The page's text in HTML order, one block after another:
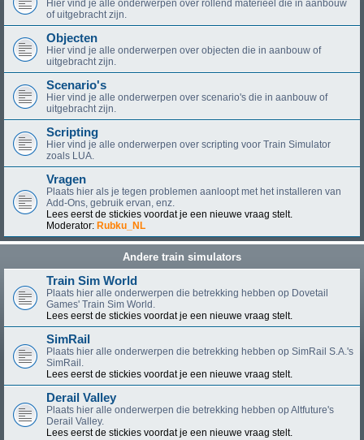
Hier vind je alle onderwerpen over rollend materieel die in aanbouw
of uitgebracht zijn.
Objecten
Hier vind je alle onderwerpen over objecten die in aanbouw of
uitgebracht zijn.
Scenario's
Hier vind je alle onderwerpen over scenario's die in aanbouw of
uitgebracht zijn.
Scripting
Hier vind je alle onderwerpen over scripting voor Train Simulator
zoals LUA.
Vragen
Plaats hier als je tegen problemen aanloopt met het installeren van
Add-Ons, gebruik ervan, enz.
Lees eerst de stickies voordat je een nieuwe vraag stelt.
Moderator: Rubku_NL
Andere train simulators
Train Sim World
Plaats hier alle onderwerpen die betrekking hebben op Dovetail
Games' Train Sim World.
Lees eerst de stickies voordat je een nieuwe vraag stelt.
SimRail
Plaats hier alle onderwerpen die betrekking hebben op SimRail S.A.'s
SimRail.
Lees eerst de stickies voordat je een nieuwe vraag stelt.
Derail Valley
Plaats hier alle onderwerpen die betrekking hebben op Altfuture's
Derail Valley.
Lees eerst de stickies voordat je een nieuwe vraag stelt.